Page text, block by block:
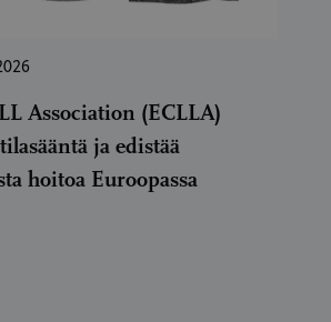
Association (ECLLA)
ja edistää
hoitoa Euroopassa